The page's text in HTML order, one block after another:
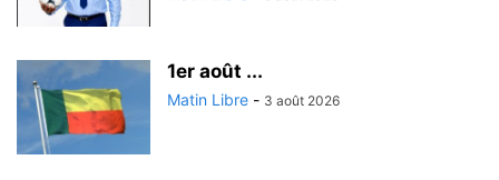
1er août ...
Matin Libre - 3 août 2026